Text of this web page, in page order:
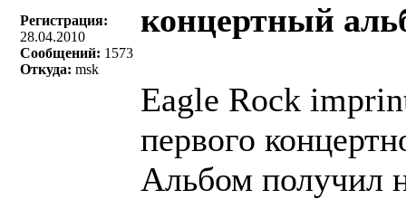
Регистрация:
28.04.2010
Сообщений: 1573
Откуда: msk
концертный
Eagle Rock
первого
Альбом получил